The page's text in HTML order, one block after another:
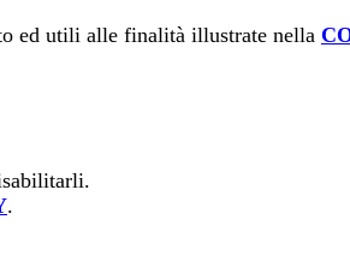
ed utili alle finalità illustrate nella
.